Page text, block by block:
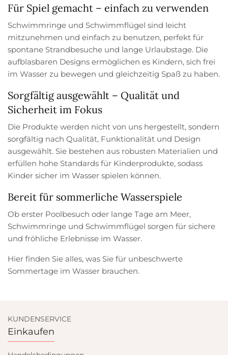
Für Spiel gemacht – einfach zu verwenden
Schwimmringe und Schwimmflügel sind leicht
mitzunehmen und einfach zu benutzen, perfekt für
spontane Strandbesuche und lange Urlaubstage. Die
aufblasbaren Designs ermöglichen es Kindern, sich frei
im Wasser zu bewegen und gleichzeitig Spaß zu haben.
Sorgfältig ausgewählt – Qualität und
Sicherheit im Fokus
Die Produkte werden nicht von uns hergestellt, sondern
sorgfältig nach Qualität, Funktionalität und Design
ausgewählt. Sie bestehen aus robusten Materialien und
erfüllen hohe Standards für Kinderprodukte, sodass
Kinder sicher im Wasser spielen können.
Bereit für sommerliche Wasserspiele
Ob erster Poolbesuch oder lange Tage am Meer,
Schwimmringe und Schwimmflügel sorgen für sichere
und fröhliche Erlebnisse im Wasser.
Hier finden Sie alles, was Sie für unbeschwerte
Sommertage im Wasser brauchen.
KUNDENSERVICE
Einkaufen